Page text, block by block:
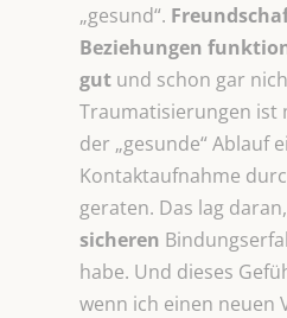
„gesund“.
Beziehungen
gut und schon gar
Traumatisierungen ist
der „gesunde“ Ablauf
Kontaktaufnahme
geraten. Das lag
sicheren
habe. Und dieses
wenn ich einen neuen